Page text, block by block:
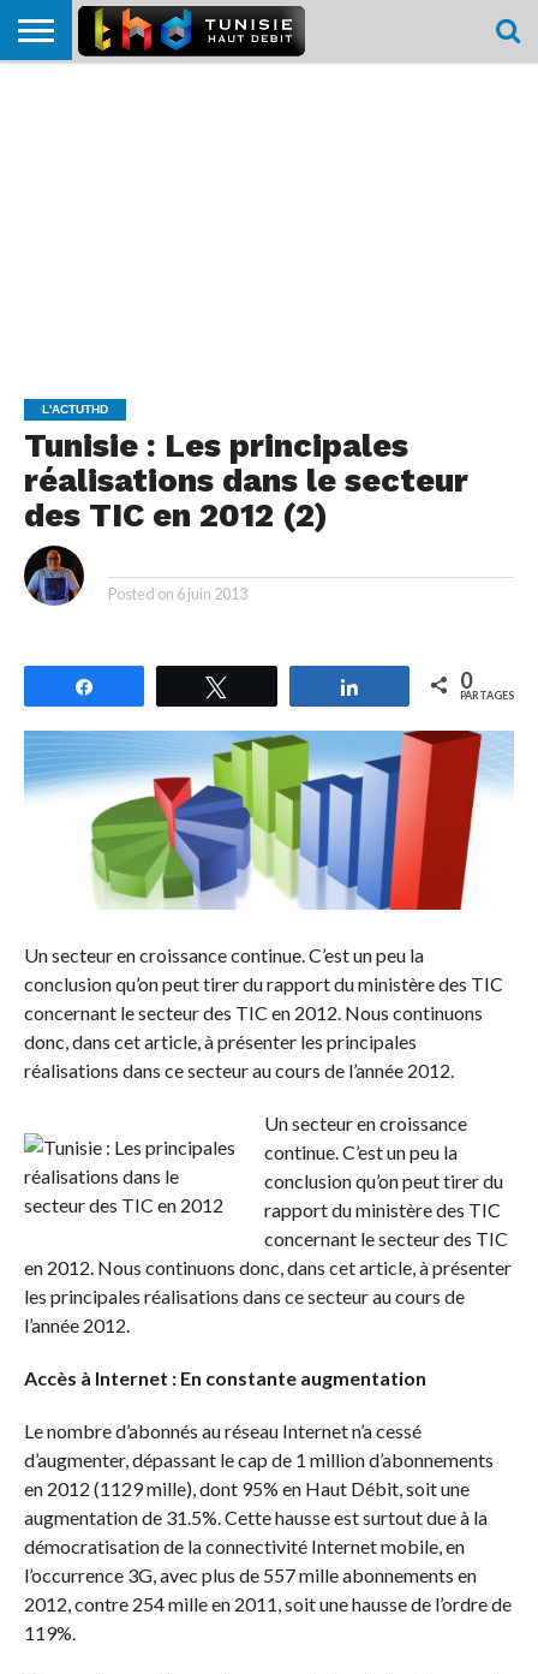
L'ACTUTHD
Tunisie : Les principales
réalisations dans le secteur
des TIC en 2012 (2)
Posted on 6 juin 2013
Partagez 0
PARTAGES
Un secteur en croissance continue. C’est un peu la
conclusion qu’on peut tirer du rapport du ministère des TIC
concernant le secteur des TIC en 2012. Nous continuons
donc, dans cet article, à présenter les principales
réalisations dans ce secteur au cours de l’année 2012.
Un secteur en croissance
continue. C’est un peu la
conclusion qu’on peut tirer du
rapport du ministère des TIC
concernant le secteur des TIC
en 2012. Nous continuons donc, dans cet article, à présenter
les principales réalisations dans ce secteur au cours de
l’année 2012.
Accès à Internet : En constante augmentation
Le nombre d’abonnés au réseau Internet n’a cessé
d’augmenter, dépassant le cap de 1 million d’abonnements
en 2012 (1129 mille), dont 95% en Haut Débit, soit une
augmentation de 31.5%. Cette hausse est surtout due à la
démocratisation de la connectivité Internet mobile, en
l’occurrence 3G, avec plus de 557 mille abonnements en
2012, contre 254 mille en 2011, soit une hausse de l’ordre de
119%.